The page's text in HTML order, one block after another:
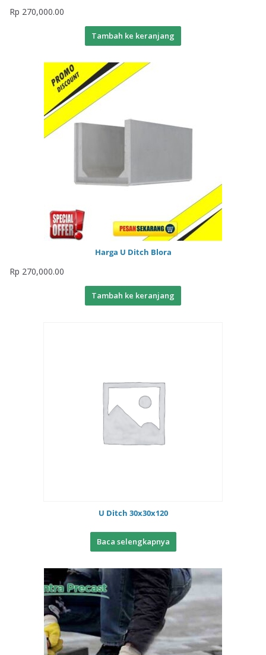
Rp 270,000.00
Tambah ke keranjang
Harga U Ditch Blora
Rp 270,000.00
Tambah ke keranjang
U Ditch 30x30x120
Baca selengkapnya